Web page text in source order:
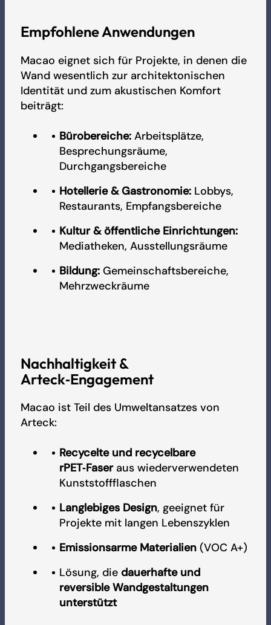
Empfohlene Anwendungen
Macao eignet sich für Projekte, in denen die
Wand wesentlich zur architektonischen
Identität und zum akustischen Komfort
beiträgt:
Bürobereiche:Arbeitsplätze,
Besprechungsräume,
Durchgangsbereiche
Hotellerie & Gastronomie:Lobbys,
Restaurants, Empfangsbereiche
Kultur & öffentliche Einrichtungen:
Mediatheken, Ausstellungsräume
Bildung:Gemeinschaftsbereiche,
Mehrzweckräume
Nachhaltigkeit &
Arteck‑Engagement
Macao ist Teil des Umweltansatzes von
Arteck:
Recycelte und recycelbare
rPET‑Faseraus wiederverwendeten
Kunststoffflaschen
Langlebiges Design, geeignet für
Projekte mit langen Lebenszyklen
Emissionsarme Materialien(VOC A+)
Lösung, die dauerhafte und
reversible Wandgestaltungen
unterstützt